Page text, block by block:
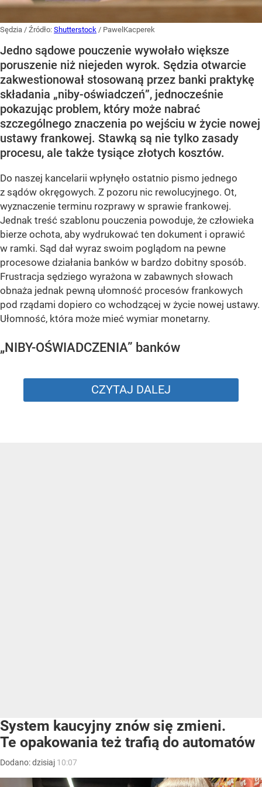
Sędzia / Źródło: Shutterstock / PawelKacperek
Jedno sądowe pouczenie wywołało większe
poruszenie niż niejeden wyrok. Sędzia otwarcie
zakwestionował stosowaną przez banki praktykę
składania „niby-oświadczeń”, jednocześnie
pokazując problem, który może nabrać
szczególnego znaczenia po wejściu w życie nowej
ustawy frankowej. Stawką są nie tylko zasady
procesu, ale także tysiące złotych kosztów.
Do naszej kancelarii wpłynęło ostatnio pismo jednego
z sądów okręgowych. Z pozoru nic rewolucyjnego. Ot,
wyznaczenie terminu rozprawy w sprawie frankowej.
Jednak treść szablonu pouczenia powoduje, że człowieka
bierze ochota, aby wydrukować ten dokument i oprawić
w ramki. Sąd dał wyraz swoim poglądom na pewne
procesowe działania banków w bardzo dobitny sposób.
Frustracja sędziego wyrażona w zabawnych słowach
obnaża jednak pewną ułomność procesów frankowych
pod rządami dopiero co wchodzącej w życie nowej ustawy.
Ułomność, która może mieć wymiar monetarny.
„NIBY-OŚWIADCZENIA” banków
CZYTAJ DALEJ
System kaucyjny znów się zmieni.
Te opakowania też trafią do automatów
Dodano:dzisiaj 10:07